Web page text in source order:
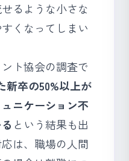
るような小さな
くなってしまい
ト協会の調査で
新卒の50%以上が
ニケーション不
という結果も出
は、職場の人間